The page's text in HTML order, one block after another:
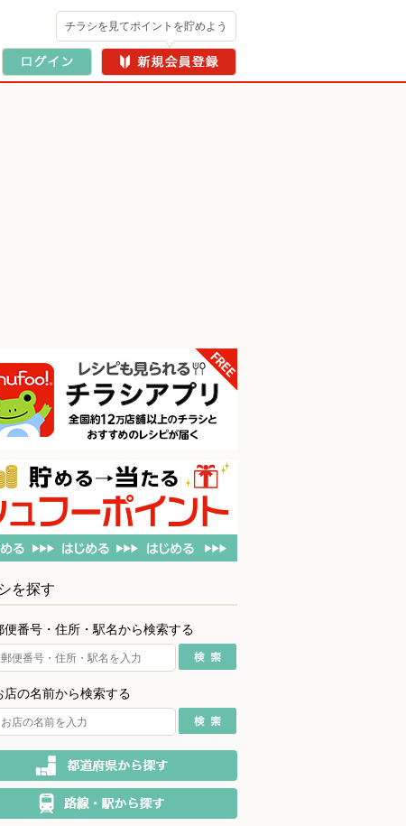
チラシを見てポイントを貯めよう
を探す
便番号・住所・駅名から検索する
店の名前から検索する